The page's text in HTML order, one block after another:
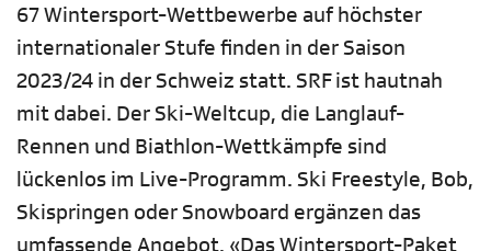
67 Wintersport-Wettbewerbe auf höchster
internationaler Stufe finden in der Saison
2023/24 in der Schweiz statt. SRF ist hautnah
mit dabei. Der Ski-Weltcup, die Langlauf-
Rennen und Biathlon-Wettkämpfe sind
lückenlos im Live-Programm. Ski Freestyle, Bob,
Skispringen oder Snowboard ergänzen das
umfassende Angebot. «Das Wintersport-Paket